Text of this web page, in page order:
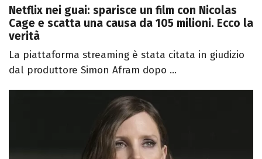
Netflix nei guai: sparisce un film con Nicolas
Cage e scatta una causa da 105 milioni. Ecco la
verità
La piattaforma streaming è stata citata in giudizio
dal produttore Simon Afram dopo ...